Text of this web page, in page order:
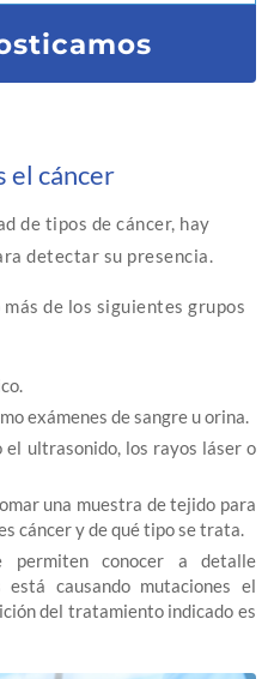
el cáncer
de tipos de cáncer, hay
detectar su presencia.
de los siguientes grupos
exámenes de sangre u orina.
el ultrasonido, los rayos láser o
una muestra de tejido para
cáncer y de qué tipo se trata.
permiten conocer a detalle
causando mutaciones el
del tratamiento indicado es